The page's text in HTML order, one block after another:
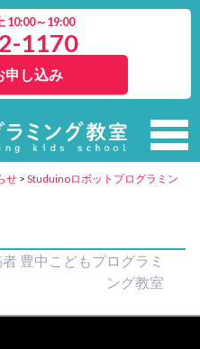
10:00～19:00
1170
申し込み
せ > Studuinoロボットプログラミン
豊中こどもプログラミ
ング教室